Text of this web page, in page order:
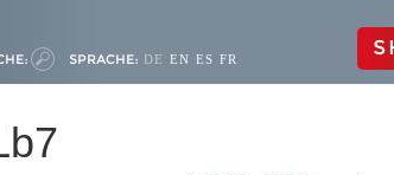
SPRACHE: DE EN ES FR